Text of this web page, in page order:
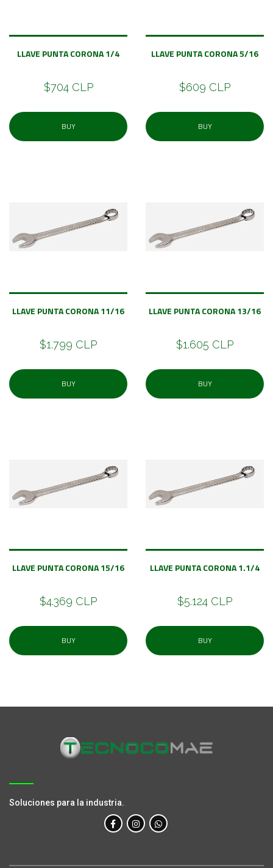
LLAVE PUNTA CORONA 1/4
$704 CLP
BUY
LLAVE PUNTA CORONA 5/16
$609 CLP
BUY
LLAVE PUNTA CORONA 11/16
$1.799 CLP
BUY
LLAVE PUNTA CORONA 13/16
$1.605 CLP
BUY
LLAVE PUNTA CORONA 15/16
$4.369 CLP
BUY
LLAVE PUNTA CORONA 1.1/4
$5.124 CLP
BUY
Soluciones para la industria.